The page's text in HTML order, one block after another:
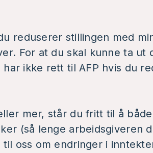
reduserer stillingen med
For at du skal kunne ta ut
har ikke rett til AFP hvis du
mer, står du fritt til å
(så lenge arbeidsgiveren
oss om endringer i